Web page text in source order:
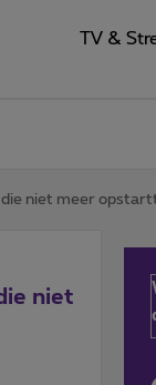
TV &
die niet meer
niet